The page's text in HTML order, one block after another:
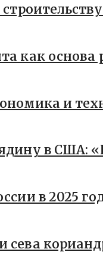
как основа
и
в США:
в 2025
сева